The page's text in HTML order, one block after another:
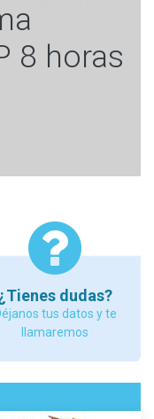
8 horas
dudas?
tus datos y te
llamaremos